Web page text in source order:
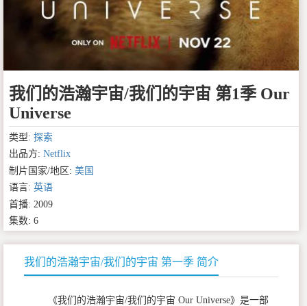
我们的浩瀚宇宙/我们的宇宙 第1季 Our
Universe
类型: 探索
出品方: Netflix
制片国家/地区: 美国
语言: 英语
首播: 2009
集数: 6
我们的浩瀚宇宙/我们的宇宙 第一季 简介
《我们的浩瀚宇宙/我们的宇宙 Our Universe》是一部